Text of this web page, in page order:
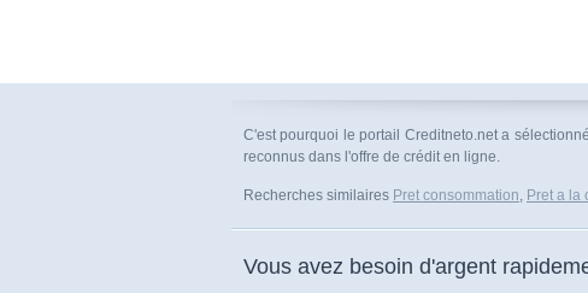
C'est pourquoi le portail Creditneto.net a
reconnus dans l'offre de crédit en ligne.
Recherches similaires Pret consommation, Pret a la
Vous avez besoin d'argent